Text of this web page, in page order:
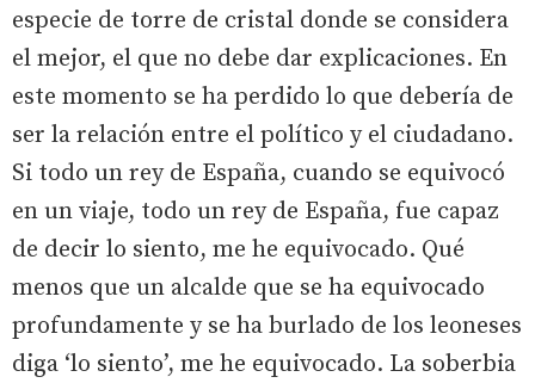
especie de torre de cristal donde se considera
el mejor, el que no debe dar explicaciones. En
este momento se ha perdido lo que debería de
ser la relación entre el político y el ciudadano.
Si todo un rey de España, cuando se equivocó
en un viaje, todo un rey de España, fue capaz
de decir lo siento, me he equivocado. Qué
menos que un alcalde que se ha equivocado
profundamente y se ha burlado de los leoneses
diga ‘lo siento’, me he equivocado. La soberbia